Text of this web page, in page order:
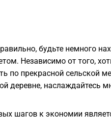
будьте немного
Независимо от того,
по прекрасной сельской
деревне, наслаждайтесь
шагов к экономии